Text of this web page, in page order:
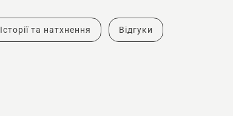
Історії та натхнення Відгуки